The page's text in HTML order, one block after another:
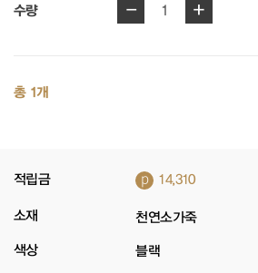
수량 - 1 +
총 1개
적립금 p 14,310
소재 천연소가죽
색상 블랙